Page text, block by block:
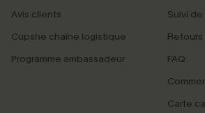
Avis clients
Cupshe chaîne logistique
Programme ambassadeur
Suivi
FAQ
Carte